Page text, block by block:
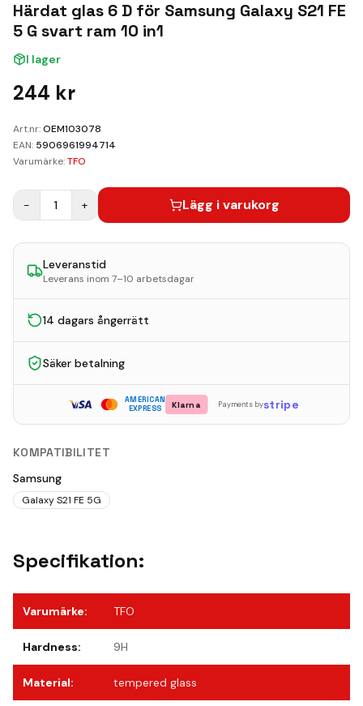
Kundvagn
Boka Reparation
Härdat glas 6 D för Samsung Galaxy S21 FE
5 G svart ram 10 in1
I lager
244 kr
Art.nr:OEM103078
EAN: 5906961994714
Varumärke:TFO
− 1 + Lägg i varukorg
Leveranstid
Leverans inom 7–10 arbetsdagar
14 dagars ångerrätt
Säker betalning
AMERICAN
EXPRESS
Klarna Payments bystripe
KOMPATIBILITET
Samsung
Galaxy S21 FE 5G
Specifikation:
Varumärke: TFO
Hardness: 9H
Material: tempered glass